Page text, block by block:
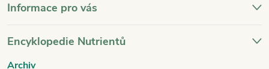
Informace pro vás
Encyklopedie Nutrientů
Archiv